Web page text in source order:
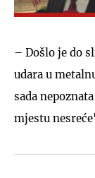
– Došlo je do
udara u
sada
mjestu